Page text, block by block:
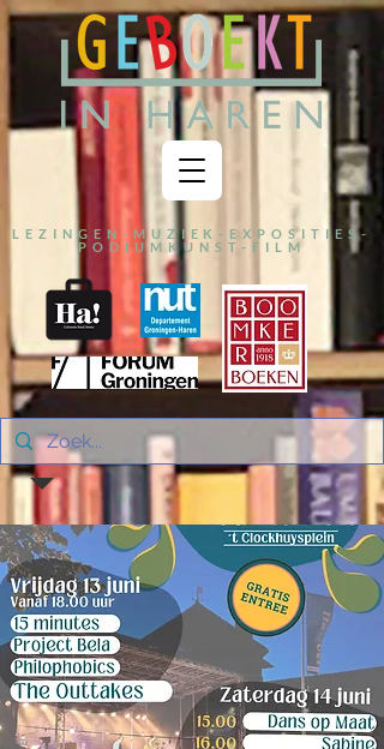
LEZINGEN-MUZIEK-EXPOSITIES-
PODIUMKUNST-FILM